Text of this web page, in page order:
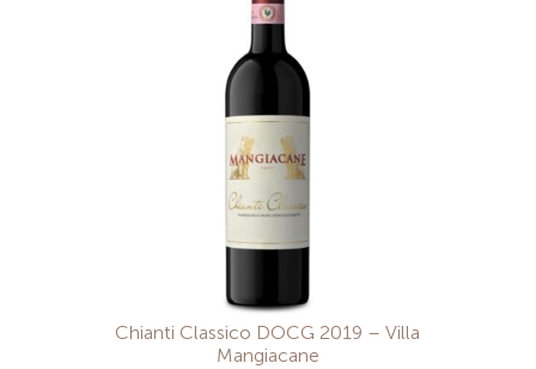
Chianti Classico DOCG 2019 – Villa
Mangiacane